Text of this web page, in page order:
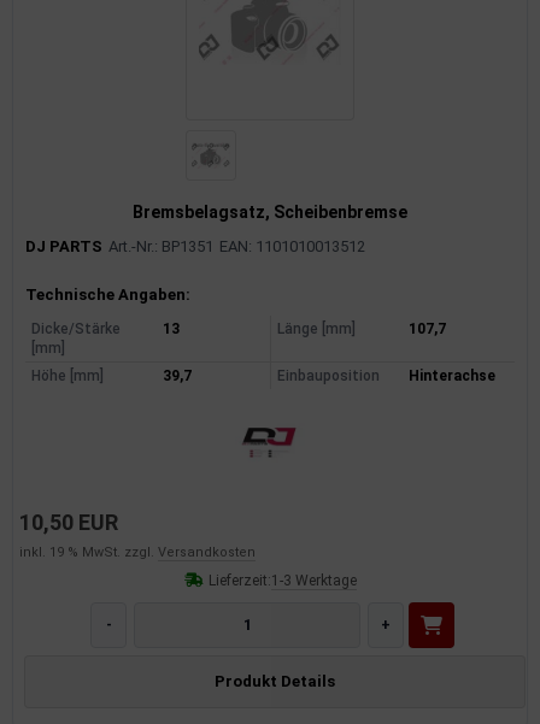
Bremsbelagsatz, Scheibenbremse
DJ PARTS Art.-Nr.: BP1351 EAN: 1101010013512
Produktinformationen
Technische Angaben:
Dicke/Stärke
[mm]
13 Länge [mm] 107,7
Höhe [mm] 39,7 Einbauposition Hinterachse
10,50 EUR
inkl. 19 % MwSt. zzgl. Versandkosten
Lieferzeit:1-3 Werktage
- +
Produkt Details